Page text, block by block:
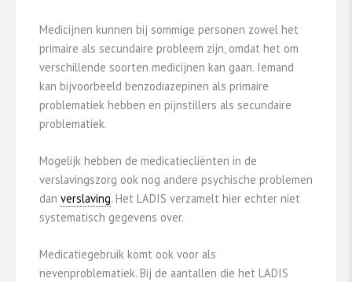
Medicijnen kunnen bij sommige personen zowel het
primaire als secundaire probleem zijn, omdat het om
verschillende soorten medicijnen kan gaan. Iemand
kan bijvoorbeeld benzodiazepinen als primaire
problematiek hebben en pijnstillers als secundaire
problematiek.
Mogelijk hebben de medicatiecliënten in de
verslavingszorg ook nog andere psychische problemen
dan verslaving. Het LADIS verzamelt hier echter niet
systematisch gegevens over.
Medicatiegebruik komt ook voor als
nevenproblematiek. Bij de aantallen die het LADIS